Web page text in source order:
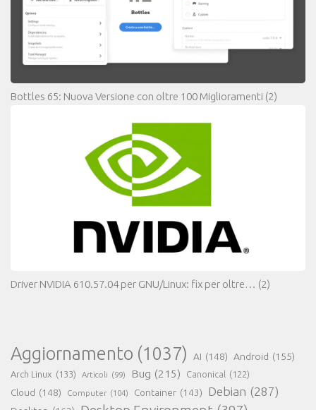
Bottles 65: Nuova Versione con oltre 100 Miglioramenti (2)
Driver NVIDIA 610.57.04 per GNU/Linux: fix per oltre… (2)
Aggiornamento (1037) AI (148) Android (155)
Arch Linux (133) Articoli (99) Bug (215) Canonical (122)
Cloud (148) Computer (104) Container (143) Debian (287)